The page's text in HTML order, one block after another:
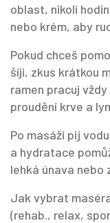
oblast, nikoli
nebo krém, aby
Pokud chceš
šíji, zkus krátkou
ramen pracuj
proudění krve a
Po masáži pij
a hydratace
lehká únava nebo
Jak vybrat
(rehab., relax,